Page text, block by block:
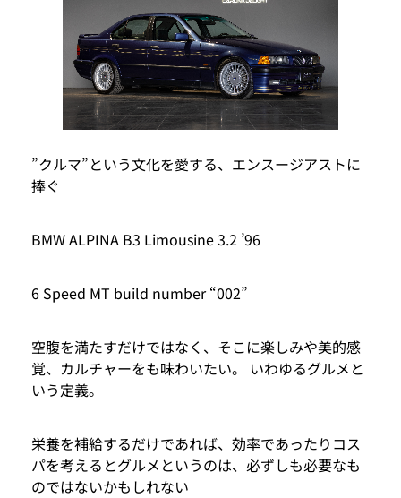
”クルマ”という文化を愛する、エンスージアストに
捧ぐ
BMW ALPINA B3 Limousine 3.2 ’96
6 Speed MT build number “002”
空腹を満たすだけではなく、そこに楽しみや美的感
覚、カルチャーをも味わいたい。 いわゆるグルメと
いう定義。
栄養を補給するだけであれば、効率であったりコス
パを考えるとグルメというのは、必ずしも必要なも
のではないかもしれない